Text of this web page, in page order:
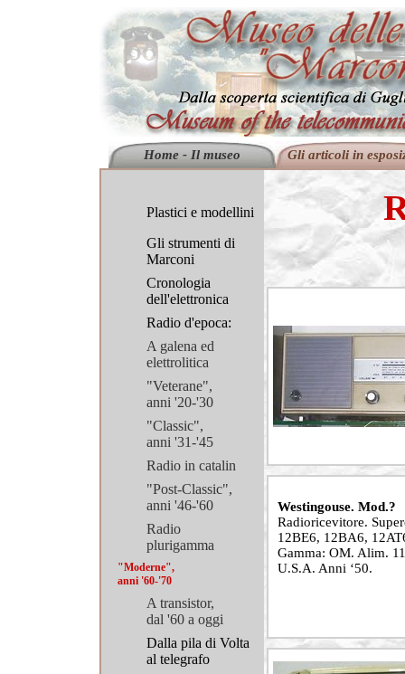
Home - Il museo Gli articoli in
Plastici e modellini
Gli strumenti di
Marconi
Cronologia
dell'elettronica
Radio d'epoca:
A galena ed
elettrolitica
"Veterane",
anni '20-'30
"Classic",
anni '31-'45
Radio in catalin
"Post-Classic",
anni '46-'60
Radio
plurigamma
"Moderne",
anni '60-'70
A transistor,
dal '60 a oggi
Dalla pila di Volta
al telegrafo
Westingouse. Mod.?
Radioricevitore.
12BE6, 12BA6,
Gamma: OM. Alim.
U.S.A. Anni ‘50.